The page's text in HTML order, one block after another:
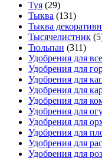
Туя (29)
Тыква (131)
Тыква
Тысячелистник
Тюльпан (311)
Удобрения для
Удобрения для
Удобрения для
Удобрения для
Удобрения для
Удобрения для
Удобрения для
Удобрения для
Удобрения для
Удобрения для роз